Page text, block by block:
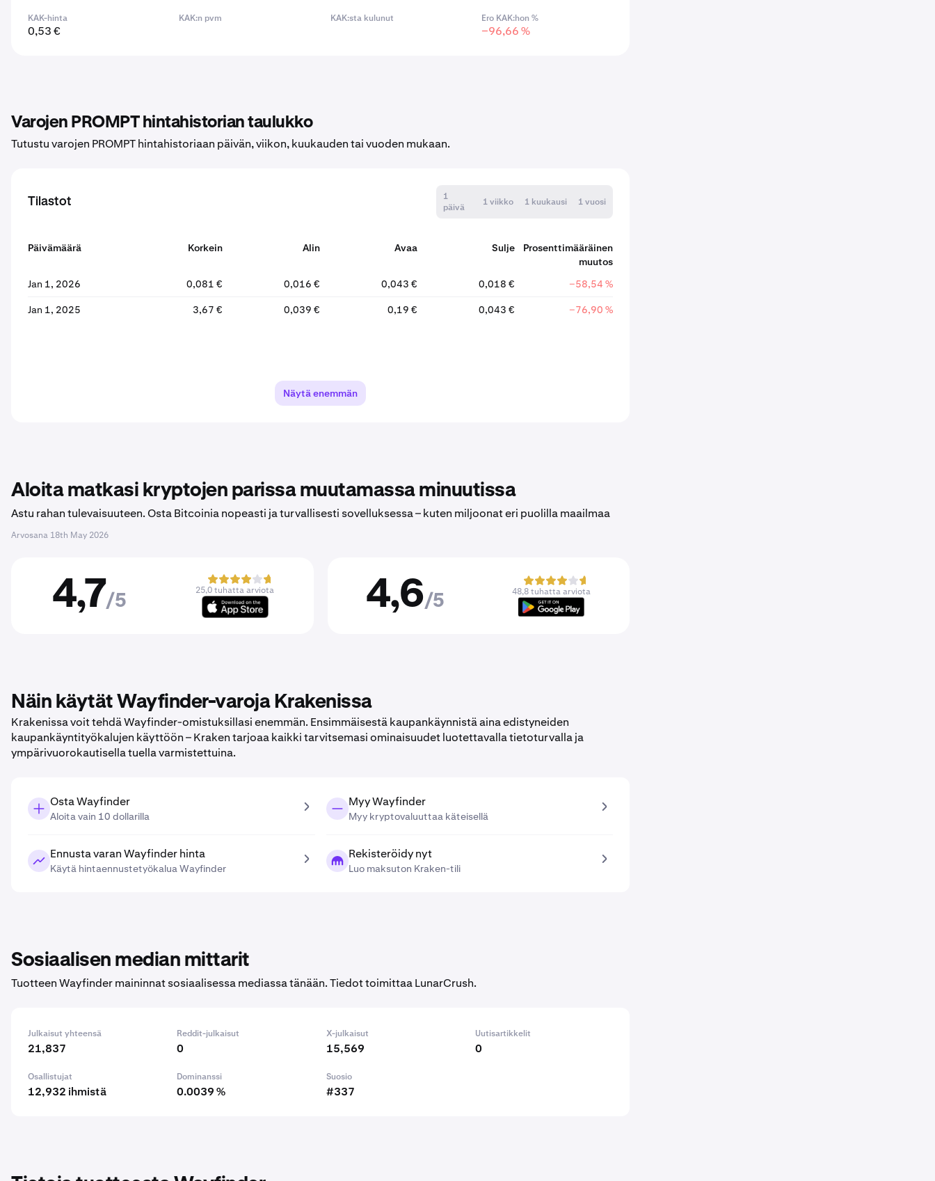
KAK-hinta
0,53 €
KAK:n pvm KAK:sta kulunut Ero KAK:hon %
−96,66 %
Varojen PROMPT hintahistorian taulukko
Tutustu varojen PROMPT hintahistoriaan päivän, viikon, kuukauden tai vuoden mukaan.
Tilastot
1
päivä
1 viikko 1 kuukausi 1 vuosi
Päivämäärä Korkein Alin Avaa Sulje
Prosenttimääräinen
muutos
Jan 1, 2026
0,081 € 0,016 € 0,043 € 0,018 € −58,54 %
Jan 1, 2025 3,67 € 0,039 € 0,19 € 0,043 € −76,90 %
Näytä enemmän
Aloita matkasi kryptojen parissa muutamassa minuutissa
Astu rahan tulevaisuuteen. Osta Bitcoinia nopeasti ja turvallisesti sovelluksessa – kuten miljoonat eri puolilla maailmaa
Arvosana 18th May 2026
4,7/5
25,0 tuhatta arviota 4,6/5
48,8 tuhatta arviota
Näin käytät Wayfinder-varoja Krakenissa
Krakenissa voit tehdä Wayfinder-omistuksillasi enemmän. Ensimmäisestä kaupankäynnistä aina edistyneiden
kaupankäyntityökalujen käyttöön – Kraken tarjoaa kaikki tarvitsemasi ominaisuudet luotettavalla tietoturvalla ja
ympärivuorokautisella tuella varmistettuina.
Osta Wayfinder
Aloita vain 10 dollarilla
Myy Wayfinder
Myy kryptovaluuttaa käteisellä
Ennusta varan Wayfinder hinta
Käytä hintaennustetyökalua Wayfinder
Rekisteröidy nyt
Luo maksuton Kraken-tili
Sosiaalisen median mittarit
Tuotteen Wayfinder maininnat sosiaalisessa mediassa tänään. Tiedot toimittaa LunarCrush.
Julkaisut yhteensä
21,837
Reddit-julkaisut
0
X-julkaisut
15,569
Uutisartikkelit
0
Osallistujat
12,932 ihmistä
Dominanssi
0.0039 %
Suosio
#337